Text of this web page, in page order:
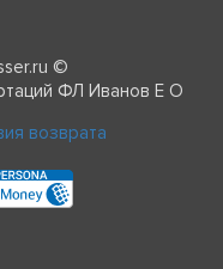
©
ФЛ Иванов Е О
возврата